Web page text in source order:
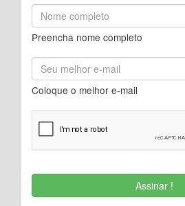
Preencha nome completo
Coloque o melhor e-mail